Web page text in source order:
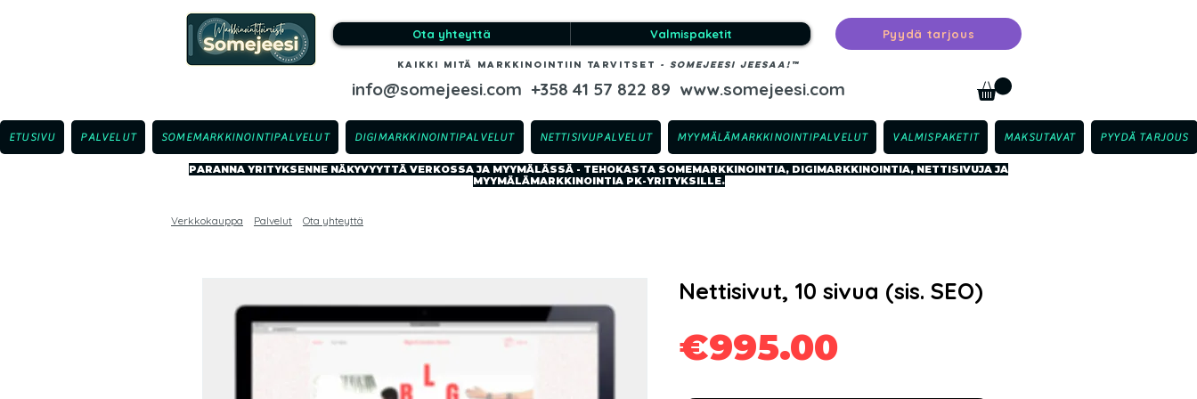
Ota yhteyttä Valmispaketit Pyydä tarjous
Kaikki mitä markkinointiin tarvitset -​ SOMEJEESI JEESAA!™
info@somejeesi.com +358 41 57 822 89 www.somejeesi.com
ETUSIVU PALVELUT SOMEMARKKINOINTIPALVELUT DIGIMARKKINOINTIPALVELUT NETTISIVUPALVELUT MYYMÄLÄMARKKINOINTIPALVELUT VALMISPAKETIT MAKSUTAVAT PYYDÄ TARJOUS
PARANNA YRITYKSENNE NÄKYVYYTTÄ VERKOSSA JA MYYMÄLÄSSÄ - TEHOKASTA SOMEMARKKINOINTIA, DIGIMARKKINOINTIA, NETTISIVUJA JA
MYYMÄLÄMARKKINOINTIA PK-YRITYKSILLE.
Verkkokauppa Palvelut Ota yhteyttä
Nettisivut, 10 sivua (sis. SEO)
€995.00Hinta